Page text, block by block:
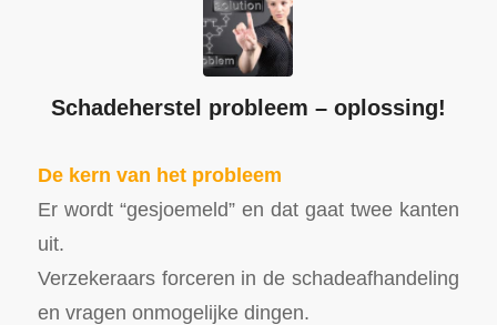
Schadeherstel probleem – oplossing!
De kern van het probleem
Er wordt “gesjoemeld” en dat gaat twee kanten
uit.
Verzekeraars forceren in de schadeafhandeling
en vragen onmogelijke dingen.